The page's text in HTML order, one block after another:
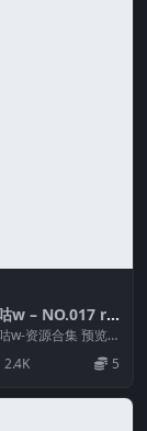
w – NO.017 ra
215M]
w-资源合集 预览
「资源名称」：小
2.4K 5